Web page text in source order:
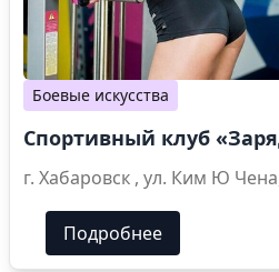
Боевые искусства
Спортивный клуб
г. Хабаровск , ул. Ким Ю
Подробнее